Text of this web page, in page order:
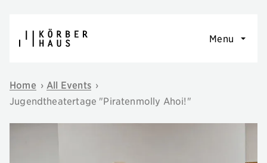
Menu
Home › All Events ›
Jugendtheatertage "Piratenmolly Ahoi!"